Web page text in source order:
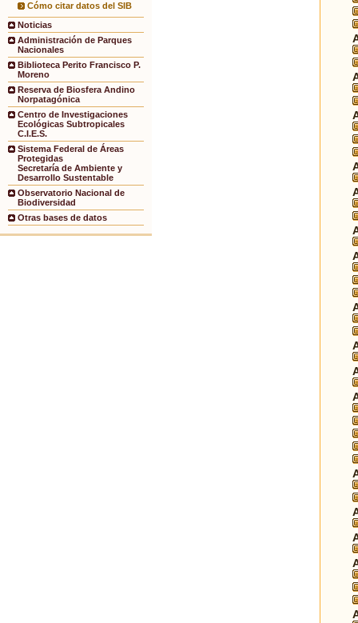
Cómo citar datos del SIB
Noticias
Administración de Parques
Nacionales
Biblioteca Perito Francisco P.
Moreno
Reserva de Biosfera Andino
Norpatagónica
Centro de Investigaciones
Ecológicas Subtropicales
C.I.E.S.
Sistema Federal de Áreas
Protegidas
Secretaría de Ambiente y
Desarrollo Sustentable
Observatorio Nacional de
Biodiversidad
Otras bases de datos